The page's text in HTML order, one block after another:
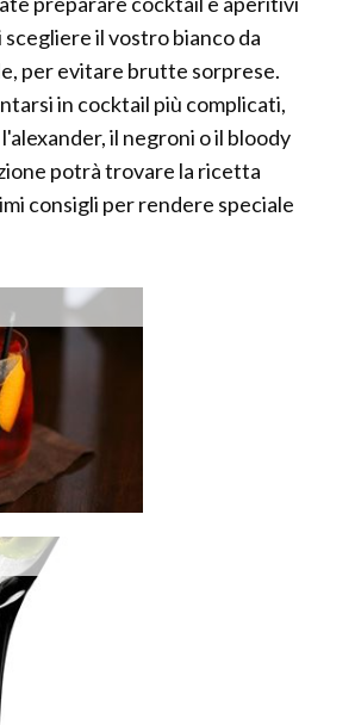
scegliere il vostro bianco da
per evitare brutte sorprese.
in cocktail più complicati,
il negroni o il bloody
potrà trovare la ricetta
consigli per rendere speciale